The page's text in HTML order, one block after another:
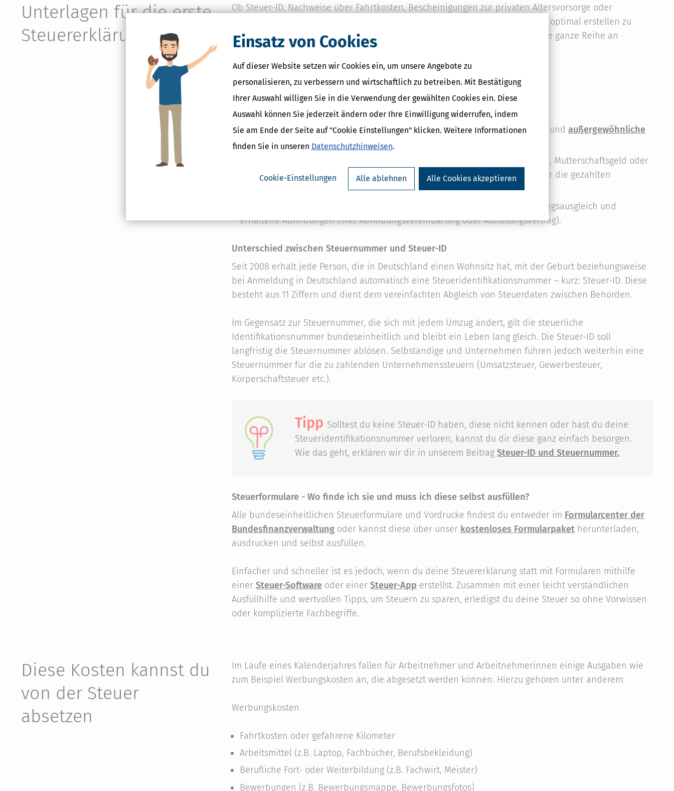
Einsatz von Cookies
Auf dieser Website setzen wir Cookies ein, um unsere Angebote zu
personalisieren, zu verbessern und wirtschaftlich zu betreiben. Mit Bestätigung
Ihrer Auswahl willigen Sie in die Verwendung der gewählten Cookies ein. Diese
Auswahl können Sie jederzeit ändern oder Ihre Einwilligung widerrufen, indem
Sie am Ende der Seite auf "Cookie Einstellungen" klicken. Weitere Informationen
finden Sie in unseren Datenschutzhinweisen.
Cookie-Einstellungen Alle ablehnen Alle Cookies akzeptieren
Unterlagen für die erste
Steuer­erklärung
Ob Steuer-ID, Nachweise über Fahrtkosten, Bescheinigungen zur privaten Altersvorsorge oder
Nebenkostenabrechnungen des Vermieters – um deine erste Steuererklärung optimal erstellen zu
können und eine größtmögliche Steuerersparnis zu erzielen, benötigst du eine ganze Reihe an
Unterlagen und Informationen:
Steuernummer oder Steuer-Identifikationsnummer,
Lohnsteuerbescheinigung des letzten Jahres,
Kontoauszüge des betreffenden Steuerjahres,
alle relevanten Unterlagen in Bezug auf Werbungskosten,Sonderausgaben und außergewöhnliche
Belastungen,
falls du Arbeitslosengeld, Krankengeld, Übergangsgeld, Insolvenzausfallgeld, Mutterschaftsgeld oder
Elterngeld erhalten hast, benötigst du entsprechende Bescheinigungen über die gezahlten
gleiches gilt für erhaltene Leistungen im Zusammenhang mit dem Versorgungsausgleich und
erhaltene Abfindungen (inkl. Abfindungsvereinbarung oder Auflösungsvertrag).
Unterschied zwischen Steuernummer und Steuer-ID
Seit 2008 erhält jede Person, die in Deutschland einen Wohnsitz hat, mit der Geburt beziehungsweise
bei Anmeldung in Deutschland automatisch eine Steueridentifikationsnummer – kurz: Steuer-ID. Diese
besteht aus 11 Ziffern und dient dem vereinfachten Abgleich von Steuerdaten zwischen Behörden.
Im Gegensatz zur Steuernummer, die sich mit jedem Umzug ändert, gilt die steuerliche
Identifikationsnummer bundeseinheitlich und bleibt ein Leben lang gleich. Die Steuer-ID soll
langfristig die Steuernummer ablösen. Selbständige und Unternehmen führen jedoch weiterhin eine
Steuernummer für die zu zahlenden Unternehmenssteuern (Umsatzsteuer, Gewerbesteuer,
Körperschaftsteuer etc.).
Tipp Solltest du keine Steuer-ID haben, diese nicht kennen oder hast du deine
Steueridentifikationsnummer verloren, kannst du dir diese ganz einfach besorgen.
Wie das geht, erklären wir dir in unserem Beitrag Steuer-ID und Steuernummer.
Steuerformulare - Wo finde ich sie und muss ich diese selbst ausfüllen?
Alle bundeseinheitlichen Steuerformulare und Vordrucke findest du entweder im Formularcenter der
Bundesfinanz­verwaltung oder kannst diese über unser kostenloses Formularpaket herunterladen,
ausdrucken und selbst ausfüllen.
Einfacher und schneller ist es jedoch, wenn du deine Steuererklärung statt mit Formularen mithilfe
einer Steuer-Software oder einer Steuer-App erstellst. Zusammen mit einer leicht verständlichen
Ausfüllhilfe und wertvollen Tipps, um Steuern zu sparen, erledigst du deine Steuer so ohne Vorwissen
oder komplizierte Fachbegriffe.
Diese Kosten kannst du
von der Steuer
absetzen
Im Laufe eines Kalenderjahres fallen für Arbeitnehmer und Arbeitnehmerinnen einige Ausgaben wie
zum Beispiel Werbungskosten an, die abgesetzt werden können. Hierzu gehören unter anderem:
Werbungskosten
Fahrtkosten oder gefahrene Kilometer
Arbeitsmittel (z.B. Laptop, Fachbücher, Berufsbekleidung)
Berufliche Fort- oder Weiterbildung (z.B. Fachwirt, Meister)
Bewerbungen (z.B. Bewerbungsmappe, Bewerbungsfotos)